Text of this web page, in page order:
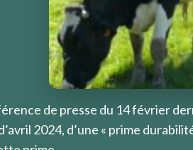
de presse du 14 février
2024, d’une « prime